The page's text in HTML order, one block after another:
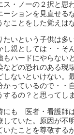
・ノーの２択と思
ーションを見直せる
ことをした覚えはな
いという子供は多
し親としては・・そ
もハードにやらない
などの恐れのある現
しないといけない。
かっているので・
るの？と思ってしま
にも 医者・看護師
していた。原因が不
いたことを尊敬する